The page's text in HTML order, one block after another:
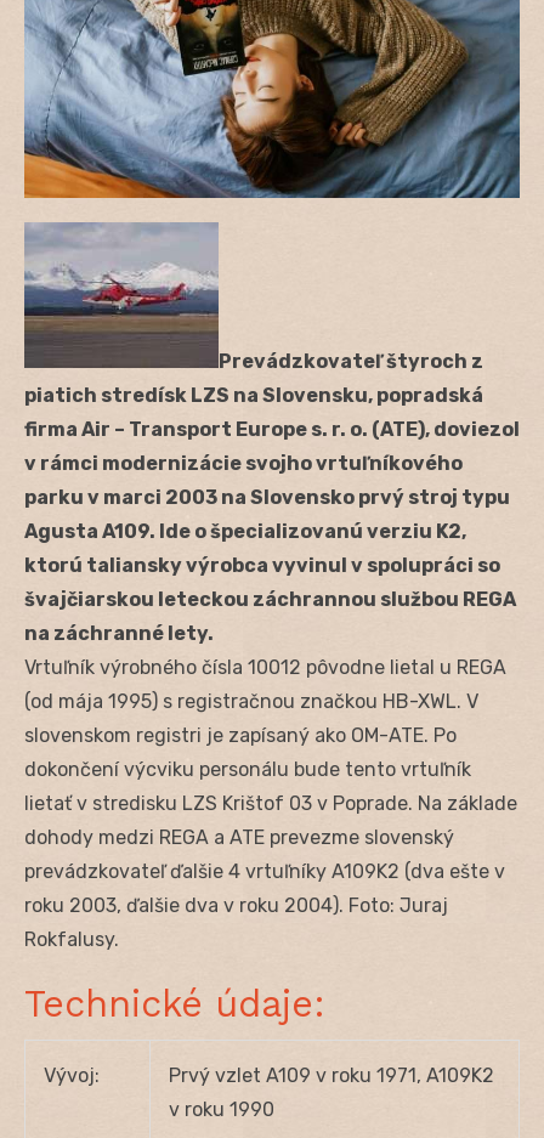
Prevádzkovateľ štyroch z
piatich stredísk LZS na Slovensku, popradská
firma Air – Transport Europe s. r. o. (ATE), doviezol
v rámci modernizácie svojho vrtuľníkového
parku v marci 2003 na Slovensko prvý stroj typu
Agusta A109. Ide o špecializovanú verziu K2,
ktorú taliansky výrobca vyvinul v spolupráci so
švajčiarskou leteckou záchrannou službou REGA
na záchranné lety.
Vrtuľník výrobného čísla 10012 pôvodne lietal u REGA
(od mája 1995) s registračnou značkou HB-XWL. V
slovenskom registri je zapísaný ako OM-ATE. Po
dokončení výcviku personálu bude tento vrtuľník
lietať v stredisku LZS Krištof 03 v Poprade. Na základe
dohody medzi REGA a ATE prevezme slovenský
prevádzkovateľ ďalšie 4 vrtuľníky A109K2 (dva ešte v
roku 2003, ďalšie dva v roku 2004). Foto: Juraj
Rokfalusy.
Technické údaje:
Vývoj:
Prvý vzlet A109 v roku 1971, A109K2
v roku 1990